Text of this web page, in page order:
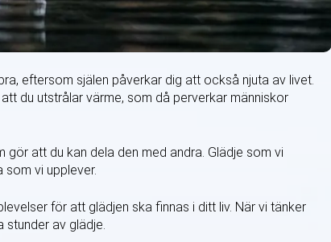
eftersom själen påverkar dig att också njuta av livet.
du utstrålar värme, som då perverkar människor
att du kan dela den med andra. Glädje som vi
vi upplever.
för att glädjen ska finnas i ditt liv. När vi tänker
av glädje.